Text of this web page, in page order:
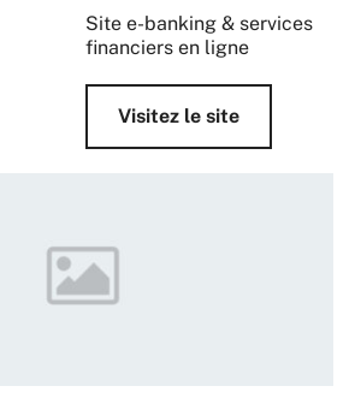
Site e-banking & services
financiers en ligne
Visitez le site